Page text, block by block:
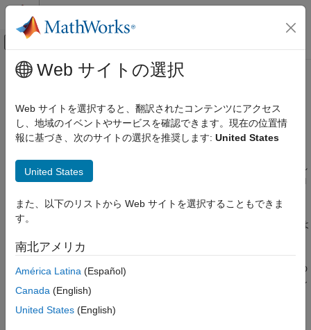
コンテンツへスキップ
オフキャンバス ナビゲーション メ
ドキュメンテーションのホーム
言語の基礎
データ型
数値型
日付と時刻
categorical 配列
table
timetable
構造体
cell 配列
関数ハンドル
メインコンテンツ
データ型の変換
数値配列、string と文字配列、日付と時刻、cell 配列、構造体、
または table の間での変換
データ型から別のデータ型に値を変換する多くの関数が用意され
ています。たとえば、数値をテキストに変換して、それらをプロ
16 進数値または 2 進数値で表すことができます。MATLAB に
は、数値配列、string と文字配列、
、およ
び
た、cell 配列、構造体、table、timetable といった、データをコ
ンテナーにグループ化するデータ型で相互に変換できます。この
ような場合、データ値は変更されませんが、異なるタイプのコン
テナーに保存されアクセスされます。
Web サイトの選択
Web サイトを選択すると、翻訳されたコンテンツにアクセス
し、地域のイベントやサービスを確認できます。現在の位置情
報に基づき、次のサイトの選択を推奨します: United States
United States
また、以下のリストから Web サイトを選択することもできま
す。
南北アメリカ
América Latina (Español)
Canada (English)
United States (English)